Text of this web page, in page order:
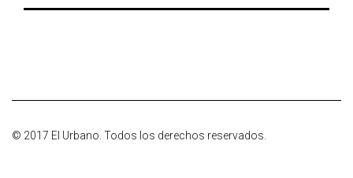
© 2017 El Urbano. Todos los derechos reservados.